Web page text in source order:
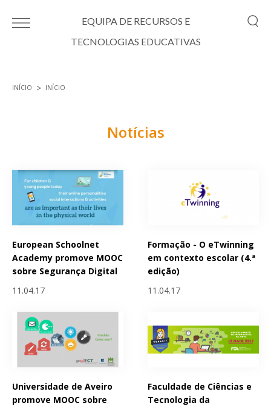
EQUIPA DE RECURSOS E
TECNOLOGIAS EDUCATIVAS
INÍCIO INÍCIO
Notícias
European Schoolnet
Academy promove MOOC
sobre Segurança Digital
11.04.17
Formação - O eTwinning
em contexto escolar (4.ª
edição)
11.04.17
Universidade de Aveiro
promove MOOC sobre
Faculdade de Ciências e
Tecnologia da
Páginas